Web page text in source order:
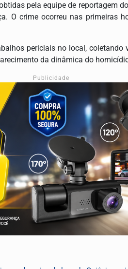
pela equipe de reportagem
O crime ocorreu nas primeiras
periciais no local, coletando
da dinâmica do
Publicidade